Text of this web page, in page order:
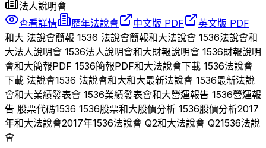
法人說明會
查看詳情
歷年法說會 中文版 PDF
英文版 PDF
和大 法說會簡報 1536 法說會簡報和大法說會 1536法說會和
大法人說明會 1536法人說明會和大財報說明會 1536財報說明
會和大簡報PDF 1536簡報PDF和大法說會下載 1536法說會
下載 法說會1536 法說會和大和大最新法說會 1536最新法說
會和大業績發表會 1536業績發表會和大營運報告 1536營運報
告 股票代碼1536 1536股票和大股價分析 1536股價分析2017
年和大法說會2017年1536法說會 Q2和大法說會 Q21536法說
會